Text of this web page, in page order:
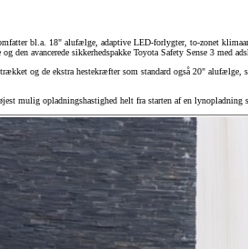
Den nye Yaris
Kommer snart
bl.a. 18" alufælge, adaptive LED-forlygter, to-zonet
avancerede sikkerhedspakke Toyota Safety Sense 3 med
og de ekstra hestekræfter som standard også 20"
mulig opladningshastighed helt fra starten af en